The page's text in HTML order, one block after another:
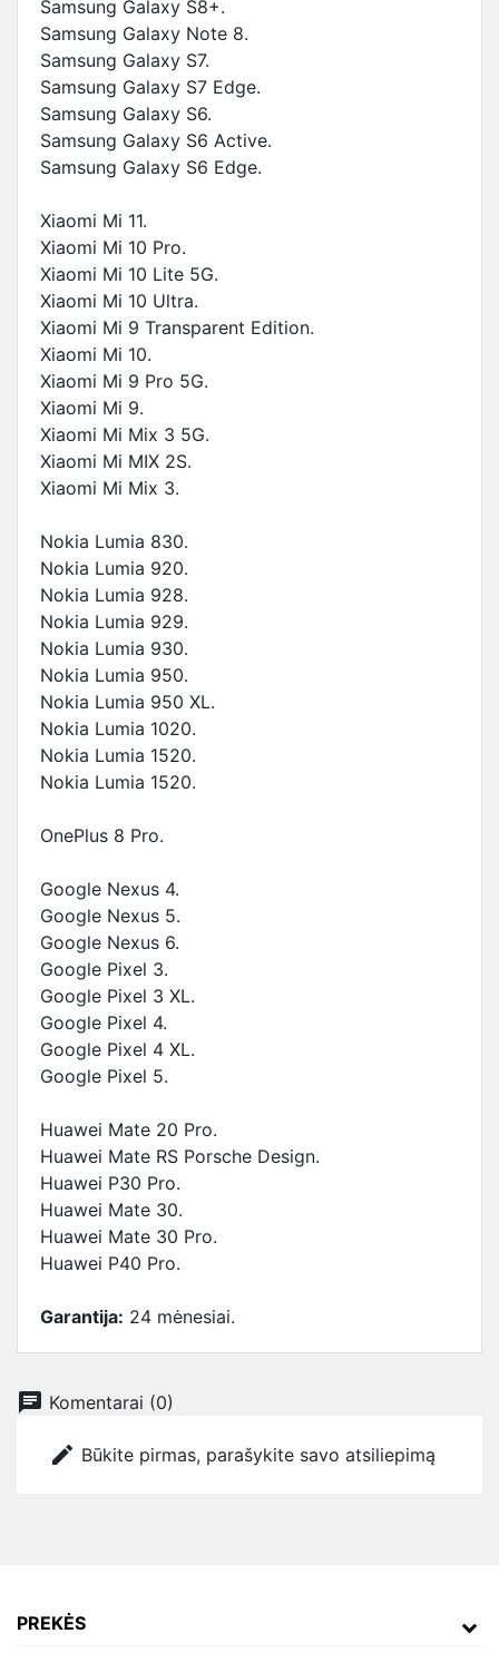
Samsung Galaxy S8+.
Samsung Galaxy Note 8.
Samsung Galaxy S7.
Samsung Galaxy S7 Edge.
Samsung Galaxy S6.
Samsung Galaxy S6 Active.
Samsung Galaxy S6 Edge.
Xiaomi Mi 11.
Xiaomi Mi 10 Pro.
Xiaomi Mi 10 Lite 5G.
Xiaomi Mi 10 Ultra.
Xiaomi Mi 9 Transparent Edition.
Xiaomi Mi 10.
Xiaomi Mi 9 Pro 5G.
Xiaomi Mi 9.
Xiaomi Mi Mix 3 5G.
Xiaomi Mi MIX 2S.
Xiaomi Mi Mix 3.
Nokia Lumia 830.
Nokia Lumia 920.
Nokia Lumia 928.
Nokia Lumia 929.
Nokia Lumia 930.
Nokia Lumia 950.
Nokia Lumia 950 XL.
Nokia Lumia 1020.
Nokia Lumia 1520.
Nokia Lumia 1520.
OnePlus 8 Pro.
Google Nexus 4.
Google Nexus 5.
Google Nexus 6.
Google Pixel 3.
Google Pixel 3 XL.
Google Pixel 4.
Google Pixel 4 XL.
Google Pixel 5.
Huawei Mate 20 Pro.
Huawei Mate RS Porsche Design.
Huawei P30 Pro.
Huawei Mate 30.
Huawei Mate 30 Pro.
Huawei P40 Pro.
Garantija: 24 mėnesiai.
chat Komentarai (0)
edit Būkite pirmas, parašykite savo atsiliepimą
PREKĖS